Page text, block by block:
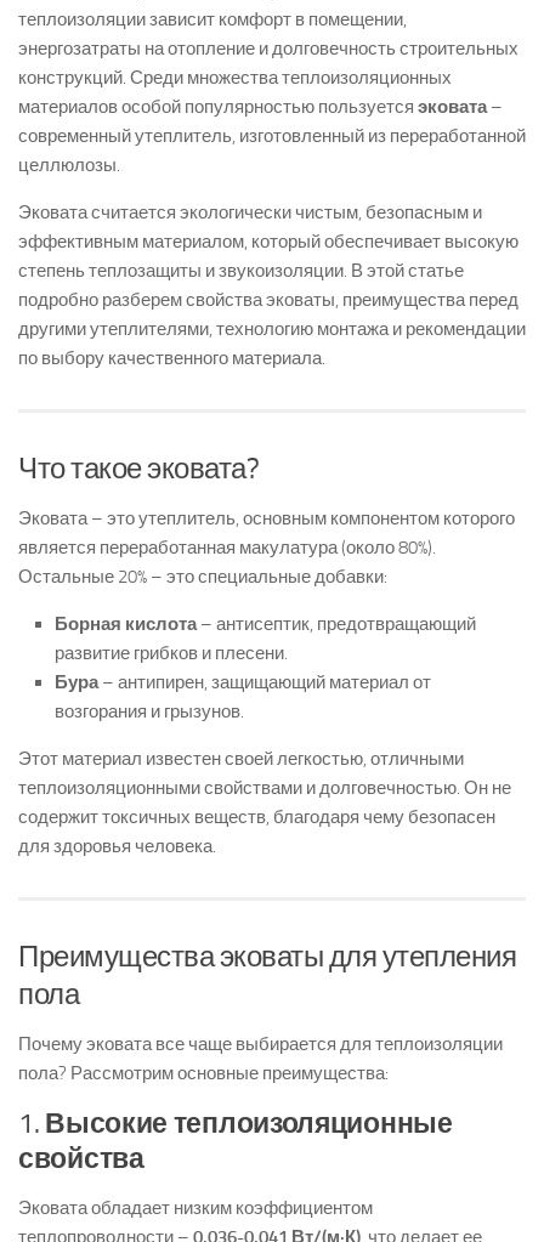
теплоизоляции зависит комфорт в помещении,
энергозатраты на отопление и долговечность строительных
конструкций. Среди множества теплоизоляционных
материалов особой популярностью пользуется эковата–
современный утеплитель, изготовленный из переработанной
целлюлозы.
Эковата считается экологически чистым, безопасным и
эффективным материалом, который обеспечивает высокую
степень теплозащиты и звукоизоляции. В этой статье
подробно разберем свойства эковаты, преимущества перед
другими утеплителями, технологию монтажа и рекомендации
по выбору качественного материала.
Что такое эковата?
Эковата – это утеплитель, основным компонентом которого
является переработанная макулатура (около 80%).
Остальные 20% – это специальные добавки:
Борная кислота– антисептик, предотвращающий
развитие грибков и плесени.
Бура– антипирен, защищающий материал от
возгорания и грызунов.
Этот материал известен своей легкостью, отличными
теплоизоляционными свойствами и долговечностью. Он не
содержит токсичных веществ, благодаря чему безопасен
для здоровья человека.
Преимущества эковаты для утепления
пола
Почему эковата все чаще выбирается для теплоизоляции
пола? Рассмотрим основные преимущества:
1. Высокие теплоизоляционные
свойства
Эковата обладает низким коэффициентом
теплопроводности – 0,036-0,041 Вт/(м·К), что делает ее